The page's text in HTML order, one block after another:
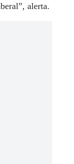
alerta.